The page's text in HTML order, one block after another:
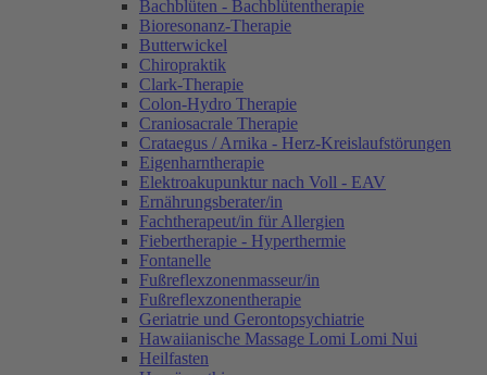
Bachblüten - Bachblütentherapie
Bioresonanz-Therapie
Butterwickel
Chiropraktik
Clark-Therapie
Colon-Hydro Therapie
Craniosacrale Therapie
Crataegus / Arnika - Herz-Kreislaufstörungen
Eigenharntherapie
Elektroakupunktur nach Voll - EAV
Ernährungsberater/in
Fachtherapeut/in für Allergien
Fiebertherapie - Hyperthermie
Fontanelle
Fußreflexzonenmasseur/in
Fußreflexzonentherapie
Geriatrie und Gerontopsychiatrie
Hawaiianische Massage Lomi Lomi Nui
Heilfasten